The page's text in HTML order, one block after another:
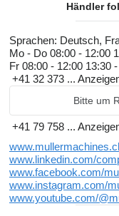
Händler
Sprachen: Deutsch,
Mo - Do 08:00 - 12:00
Fr 08:00 - 12:00 13:30
+41 32 373 ...
Bitte um
+41 79 758 ...
www.linkedin.com/
www.facebook.com/
www.instagram.com/
www.youtube.com/